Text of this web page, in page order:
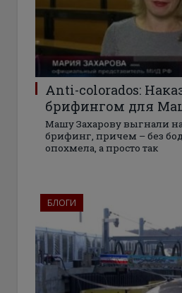
Anti-colorados:
брифингом для
Машу Захарову выгнали
брифинг, причем – без
опохмела, а просто так
БЛОГИ